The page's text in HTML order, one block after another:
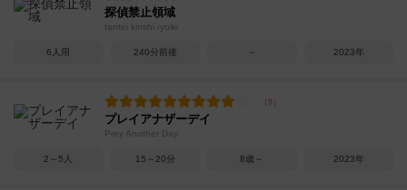
探偵禁止領域
tantei kinshi ryoiki
6人用 240分前後 － 2023年
プレイアナザーデイ
Prey Another Day
2～5人 15～20分 8歳～ 2023年